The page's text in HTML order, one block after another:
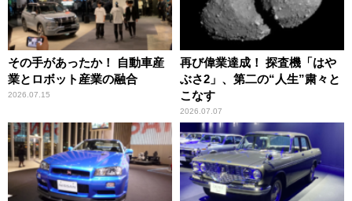
その手があったか！ 自動車産
業とロボット産業の融合
2026.07.15
再び偉業達成！ 探査機「はや
ぶさ2」、第二の“人生”粛々と
こなす
2026.07.07